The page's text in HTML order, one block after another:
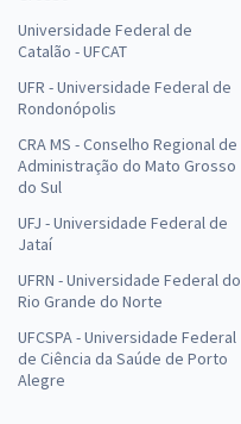
Universidade Federal de
Catalão - UFCAT
UFR - Universidade Federal de
Rondonópolis
CRA MS - Conselho Regional de
Administração do Mato Grosso
do Sul
UFJ - Universidade Federal de
Jataí
UFRN - Universidade Federal do
Rio Grande do Norte
UFCSPA - Universidade Federal
de Ciência da Saúde de Porto
Alegre